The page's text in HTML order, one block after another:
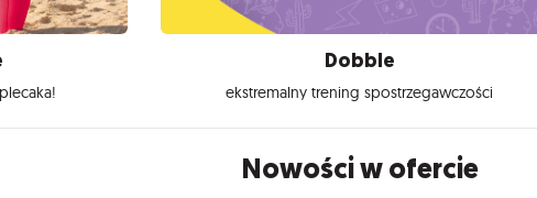
Dobble
ekstremalny trening spostrzegawczości
Nowości w ofercie